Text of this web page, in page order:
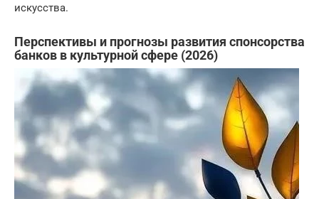
искусства.
Перспективы и прогнозы развития спонсорства
банков в культурной сфере (2026)